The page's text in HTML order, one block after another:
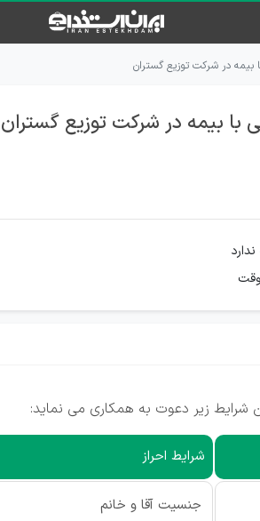
در شرکت توزیع گستران
بیمه در شرکت توزیع گستران
شرایط زیر دعوت به همکاری می نماید:
شرایط احراز
جنسیت آقا و خانم